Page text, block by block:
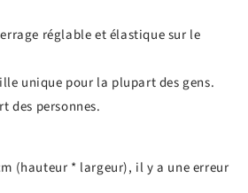
réglable et élastique sur le
unique pour la plupart des gens.
des personnes.
(hauteur * largeur), il y a une erreur